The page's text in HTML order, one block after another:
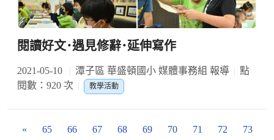
閱讀好文･遇見修辭･延伸寫作
2021-05-10 潭子區 華盛頓國小 媒體事務組 報導
點
閱數：920 次
教學活動
« 65 66 67 68 69 70 71 72 73